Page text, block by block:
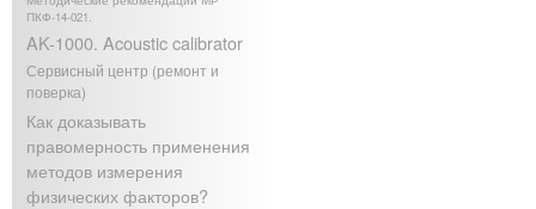
ПКФ-14-021.
AK-1000. Acoustic calibrator
Сервисный центр (ремонт и
поверка)
Как доказывать
правомерность применения
методов измерения
физических факторов?